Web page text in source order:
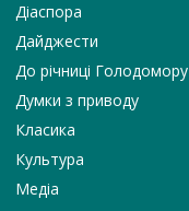
Діаспора
Дайджести
До річниці Голодомору
Думки з приводу
Класика
Культура
Медіа